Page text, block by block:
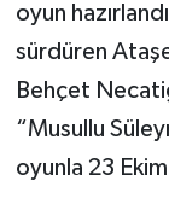
oyun
sürdüren
Behçet
“Musullu
oyunla 23